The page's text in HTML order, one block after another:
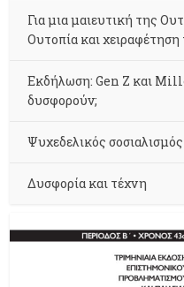
Για μια μαιευτική της
Ουτοπία και
Εκδήλωση: Gen Z και
δυσφορούν;
Ψυχεδελικός σοσιαλισμός
Δυσφορία και τέχνη